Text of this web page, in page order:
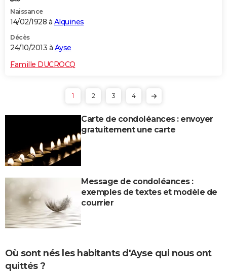
Naissance
14/02/1928 à Alquines
Décès
24/10/2013 à Ayse
Famille DUCROCQ
1 2 3 4
Carte de condoléances : envoyer
gratuitement une carte
Message de condoléances :
exemples de textes et modèle de
courrier
Où sont nés les habitants d'Ayse qui nous ont
quittés ?